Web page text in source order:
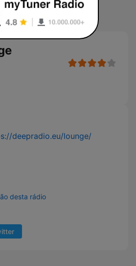
deepradio.eu/lounge/
desta rádio